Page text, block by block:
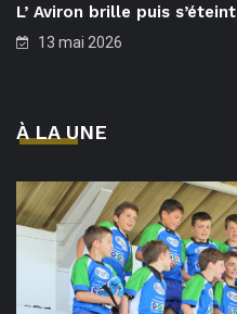
L’ Aviron brille puis s’éteint
13 mai 2026
À LA UNE